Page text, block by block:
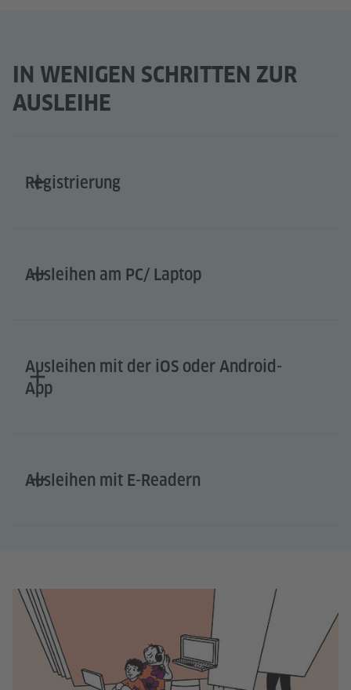
IN WENIGEN SCHRITTEN ZUR
AUSLEIHE
Registrierung
Ausleihen am PC/ Laptop
Ausleihen mit der iOS oder Android-
App
Ausleihen mit E-Readern